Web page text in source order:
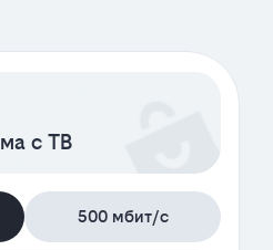
с ТВ
500 мбит/с